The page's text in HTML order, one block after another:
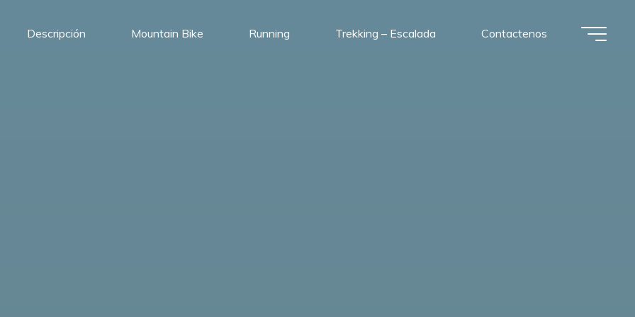
Descripción Mountain Bike Running Trekking – Escalada Contactenos